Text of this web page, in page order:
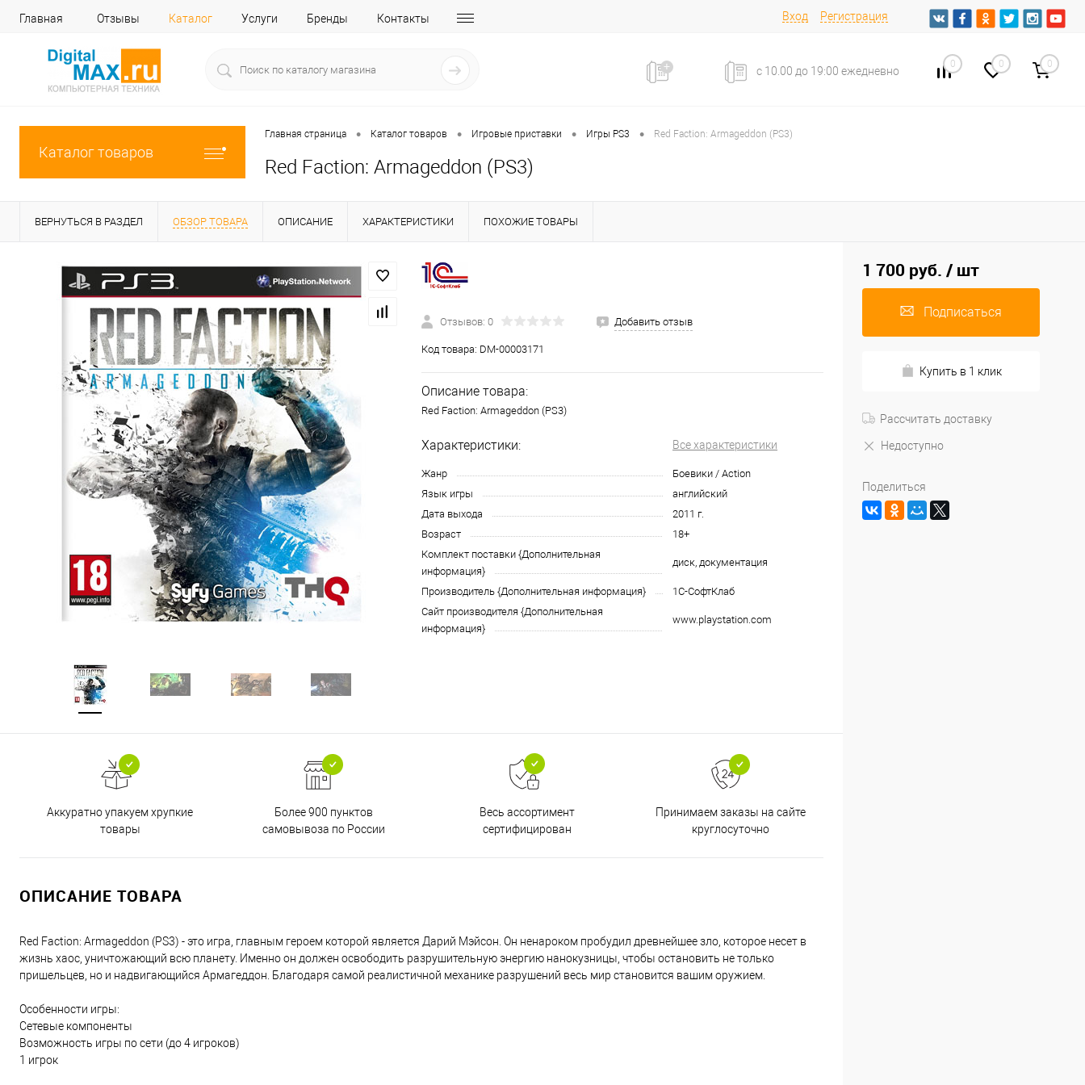
Главная Отзывы Каталог Услуги Бренды Контакты Вход Регистрация
с 10.00 до 19:00 ежедневно
0 0 0
Каталог товаров
Главная страница • Каталог товаров • Игровые приставки • Игры PS3 • Red Faction: Armageddon (PS3)
Red Faction: Armageddon (PS3)
ВЕРНУТЬСЯ В РАЗДЕЛ ОБЗОР ТОВАРА ОПИСАНИЕ ХАРАКТЕРИСТИКИ ПОХОЖИЕ ТОВАРЫ
Отзывов: 0 Добавить отзыв
Код товара: DM-00003171
Описание товара:
Red Faction: Armageddon (PS3)
Характеристики: Все характеристики
Жанр
Боевики / Action
Язык игры
английский
Дата выхода
2011 г.
Возраст
18+
Комплект поставки {Дополнительная
информация}
диск, документация
Производитель {Дополнительная информация}
1С-СофтКлаб
Сайт производителя {Дополнительная
информация}
www.playstation.com
Аккуратно упакуем хрупкие
товары
Более 900 пунктов
самовывоза по России
Весь ассортимент
сертифицирован
Принимаем заказы на сайте
круглосуточно
ОПИСАНИЕ ТОВАРА
Red Faction: Armageddon (PS3) - это игра, главным героем которой является Дарий Мэйсон. Он ненароком пробудил древнейшее зло, которое несет в
жизнь хаос, уничтожающий всю планету. Именно он должен освободить разрушительную энергию нанокузницы, чтобы остановить не только
пришельцев, но и надвигающийся Армагеддон. Благодаря самой реалистичной механике разрушений весь мир становится вашим оружием.
Особенности игры:
Сетевые компоненты
Возможность игры по сети (до 4 игроков)
1 игрок
1 700 руб. / шт
Подписаться
Купить в 1 клик
Рассчитать доставку
Недоступно
Поделиться